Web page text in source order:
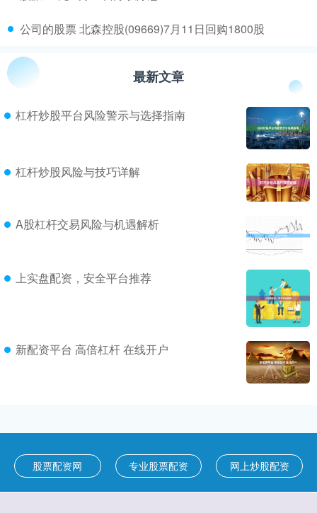
​公司的股票 北森控股(09669)7月11日回购1800股
最新文章
杠杆炒股平台风险警示与选择指南
杠杆炒股风险与技巧详解
A股杠杆交易风险与机遇解析
上实盘配资，安全平台推荐
新配资平台 高倍杠杆 在线开户
股票配资网 专业股票配资 网上炒股配资